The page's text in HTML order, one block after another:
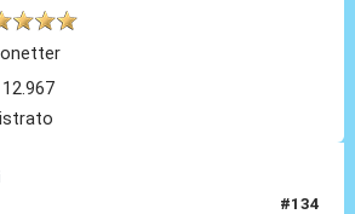
12.967
#134